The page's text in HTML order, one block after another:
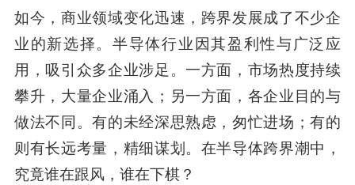
如今，商业领域变化迅速，跨界发展成了不少企
业的新选择。半导体行业因其盈利性与广泛应
用，吸引众多企业涉足。一方面，市场热度持续
攀升，大量企业涌入；另一方面，各企业目的与
做法不同。有的未经深思熟虑，匆忙进场；有的
则有长远考量，精细谋划。在半导体跨界潮中，
究竟谁在跟风，谁在下棋？